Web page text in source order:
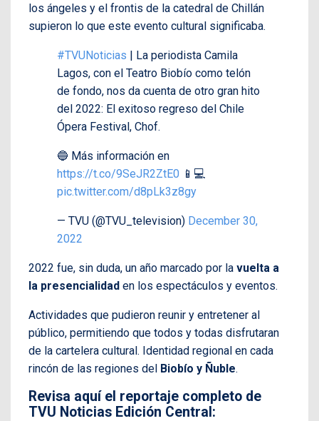
los ángeles y el frontis de la catedral de Chillán
supieron lo que este evento cultural significaba.
#TVUNoticias | La periodista Camila
Lagos, con el Teatro Biobío como telón
de fondo, nos da cuenta de otro gran hito
del 2022: El exitoso regreso del Chile
Ópera Festival, Chof.
🔵 Más información en
https://t.co/9SeJR2ZtE0 📱💻
pic.twitter.com/d8pLk3z8gy
— TVU (@TVU_television) December 30,
2022
2022 fue, sin duda, un año marcado por la vuelta a
la presencialidad en los espectáculos y eventos.
Actividades que pudieron reunir y entretener al
público, permitiendo que todos y todas disfrutaran
de la cartelera cultural. Identidad regional en cada
rincón de las regiones del Biobío y Ñuble.
Revisa aquí el reportaje completo de
TVU Noticias Edición Central: